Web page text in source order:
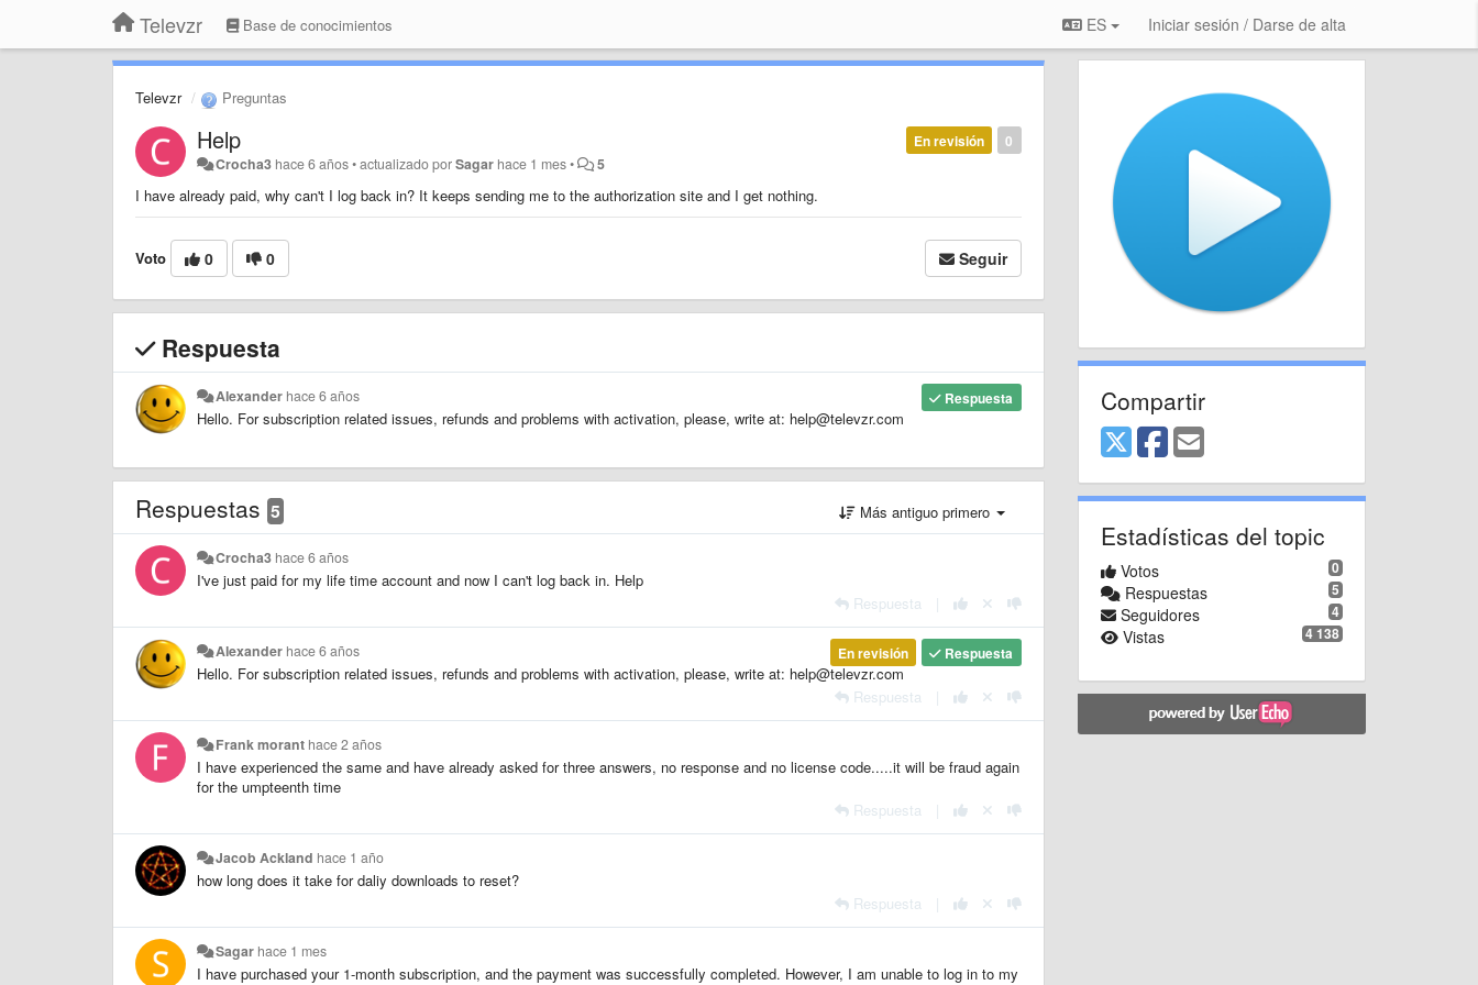
Televzr Base de conocimientos ES Iniciar sesión / Darse de alta
Televzr Preguntas
0
En revisión
Help
Crocha3 hace 6 años•actualizado porSagar hace 1 mes• 5
I have already paid, why can't I log back in? It keeps sending me to the authorization site and I get nothing.
Voto 0 0 Seguir
Respuesta
Respuesta
Alexander hace 6 años
Hello. For subscription related issues, refunds and problems with activation, please, write at: help@televzr.com
Respuestas 5 Más antiguo primero
Crocha3 hace 6 años
I've just paid for my life time account and now I can't log back in. Help
Respuesta
Respuesta
En revisión
Alexander hace 6 años
Hello. For subscription related issues, refunds and problems with activation, please, write at: help@televzr.com
Respuesta
Frank morant hace 2 años
I have experienced the same and have already asked for three answers, no response and no license code.....it will be fraud again
for the umpteenth time
Respuesta
Jacob Ackland hace 1 año
how long does it take for daliy downloads to reset?
Respuesta
Sagar hace 1 mes
I have purchased your 1-month subscription, and the payment was successfully completed. However, I am unable to log in to my
Compartir
Estadísticas del topic
0
Votos
5
Respuestas
4
Seguidores
4 138
Vistas